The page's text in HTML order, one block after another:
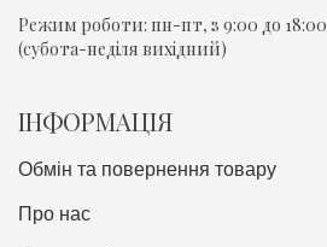
Режим роботи: пн-пт, з 9:00 до 18:00
(субота-неділя вихідний)
ІНФОРМАЦІЯ
Обмін та повернення товару
Про нас